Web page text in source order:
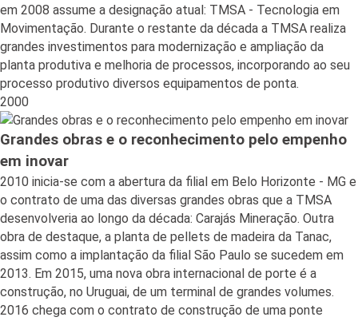
em 2008 assume a designação atual: TMSA - Tecnologia em
Movimentação. Durante o restante da década a TMSA realiza
grandes investimentos para modernização e ampliação da
planta produtiva e melhoria de processos, incorporando ao seu
processo produtivo diversos equipamentos de ponta.
2000
Grandes obras e o reconhecimento pelo empenho
em inovar
2010 inicia-se com a abertura da filial em Belo Horizonte - MG e
o contrato de uma das diversas grandes obras que a TMSA
desenvolveria ao longo da década: Carajás Mineração. Outra
obra de destaque, a planta de pellets de madeira da Tanac,
assim como a implantação da filial São Paulo se sucedem em
2013. Em 2015, uma nova obra internacional de porte é a
construção, no Uruguai, de um terminal de grandes volumes.
2016 chega com o contrato de construção de uma ponte